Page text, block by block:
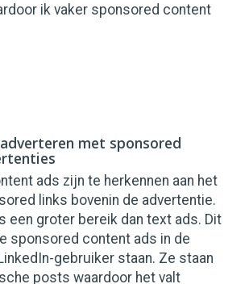
ik vaker sponsored content
met sponsored
ads zijn te herkennen aan het
links bovenin de advertentie.
een groter bereik dan text ads. Dit
sponsored content ads in de
gebruiker staan. Ze staan
posts waardoor het valt